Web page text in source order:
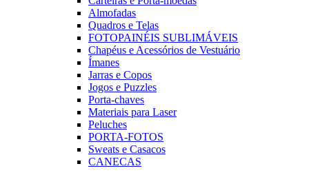
Almofadas
Quadros e Telas
FOTOPAINÉIS SUBLIMÁVEIS
Chapéus e Acessórios de Vestuário
Ímanes
Jarras e Copos
Jogos e Puzzles
Porta-chaves
Materiais para Laser
Peluches
PORTA-FOTOS
Sweats e Casacos
CANECAS